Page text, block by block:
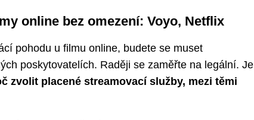
online bez omezení: Voyo, Netflix
pohodu u filmu online, budete se muset
poskytovatelích. Raději se zaměřte na legální. Je
zvolit placené streamovací služby, mezi těmi